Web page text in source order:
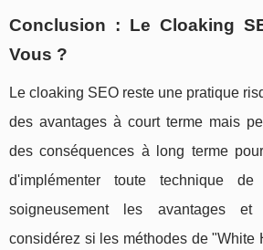
Conclusion : Le Cloaking
Vous ?
Le cloaking SEO reste une pratique
des avantages à court terme mais
des conséquences à long terme
d'implémenter toute technique
soigneusement les avantages
considérez si les méthodes de "White